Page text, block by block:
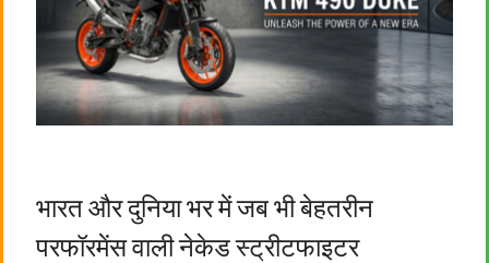
भारत और दुनिया भर में जब भी बेहतरीन
परफॉरमेंस वाली नेकेड स्ट्रीटफाइटर